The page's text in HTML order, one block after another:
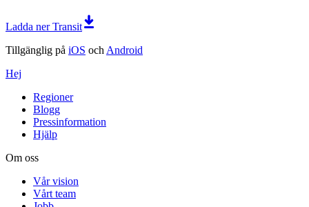
Ladda ner Transit
Tillgänglig på iOS och Android
Hej
Regioner
Blogg
Pressinformation
Hjälp
Om oss
Vår vision
Vårt team